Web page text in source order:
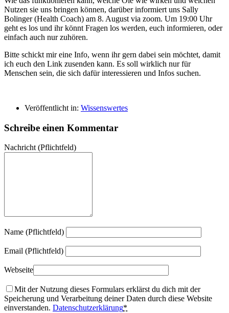
Nutzen sie uns bringen können, darüber informiert uns Sally
Bolinger (Health Coach) am 8. August via zoom. Um 19:00 Uhr
geht es los und ihr könnt Fragen los werden, euch informieren, oder
einfach auch nur zuhören.
Bitte schickt mir eine Info, wenn ihr gern dabei sein möchtet, damit
ich euch den Link zusenden kann. Es soll wirklich nur für
Menschen sein, die sich dafür interessieren und Infos suchen.
Veröffentlicht in: Wissenswertes
Schreibe einen Kommentar
Nachricht (Pflichtfeld)
Name (Pflichtfeld)
Email (Pflichtfeld)
Webseite
Mit der Nutzung dieses Formulars erklärst du dich mit der
Speicherung und Verarbeitung deiner Daten durch diese Website
einverstanden. Datenschutzerklärung*